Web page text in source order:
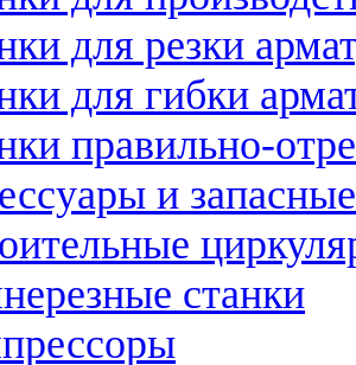
для резки
для гибки
правильно-
и
станки